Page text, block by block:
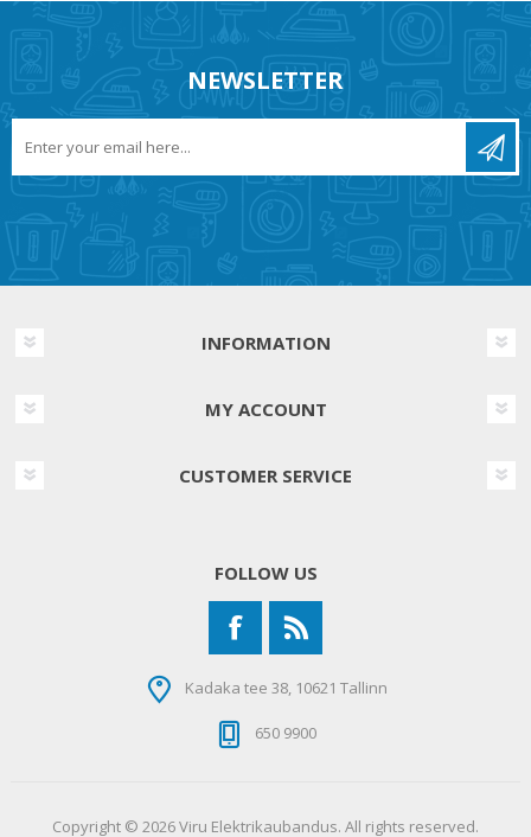
NEWSLETTER
INFORMATION
MY ACCOUNT
CUSTOMER SERVICE
FOLLOW US
Kadaka tee 38, 10621 Tallinn
650 9900
Copyright © 2026 Viru Elektrikaubandus. All rights reserved.